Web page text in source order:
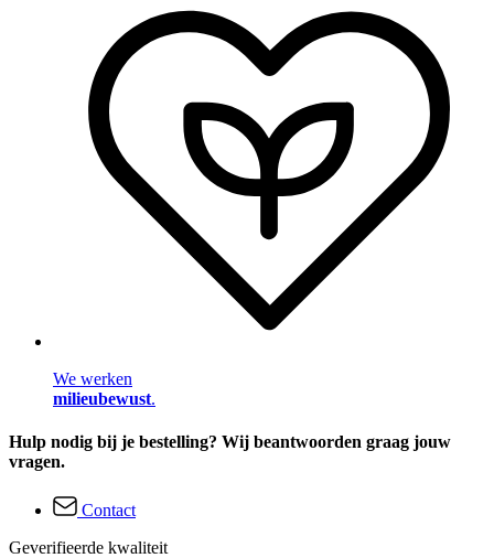
We werken
milieubewust.
Hulp nodig bij je bestelling? Wij beantwoorden graag jouw
vragen.
Contact
Geverifieerde kwaliteit